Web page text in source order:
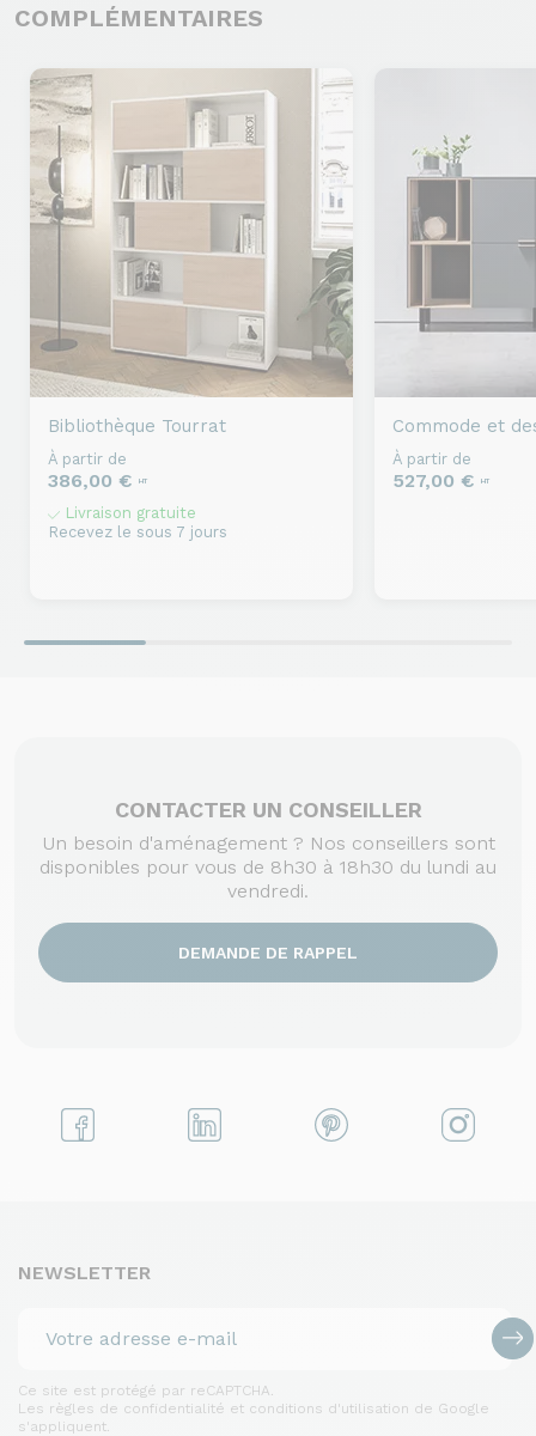
COMPLÉMENTAIRES
Bibliothèque Tourrat
À partir de
386,00 € HT
Livraison gratuite
Recevez le sous 7 jours
Commode et
À partir de
527,00 € HT
CONTACTER UN CONSEILLER
Un besoin d'aménagement ? Nos conseillers sont
disponibles pour vous de 8h30 à 18h30 du lundi au
vendredi.
DEMANDE DE RAPPEL
NEWSLETTER
Ce site est protégé par reCAPTCHA.
Les règles de confidentialité et conditions d'utilisation de Google
s'appliquent.